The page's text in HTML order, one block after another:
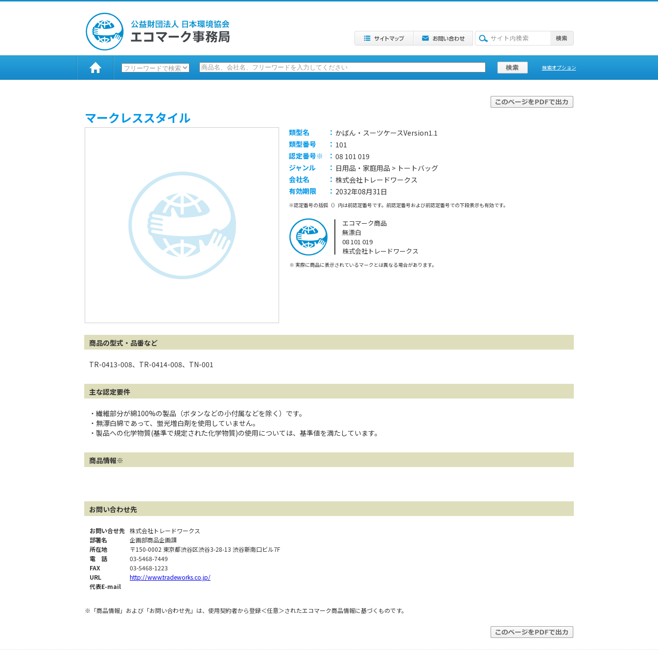
検索オプション
マークレススタイル
類型名 ： かばん・スーツケースVersion1.1
類型番号
： 101
認定番号※
： 08 101 019
ジャンル
： 日用品・家庭用品 > トートバッグ
会社名
： 株式会社トレードワークス
有効期限
： 2032年08月31日
※認定番号の括弧（）内は前認定番号です。前認定番号および前認定番号での下段表示も有効です。
エコマーク商品
無漂白
08 101 019
株式会社トレードワークス
※ 実際に商品に表示されているマークとは異なる場合があります。
商品の型式・品番など
TR-0413-008、TR-0414-008、TN-001
主な認定要件
・繊維部分が綿100%の製品（ボタンなどの小付属などを除く）です。
・無漂白綿であって、蛍光増白剤を使用していません。
・製品への化学物質(基準で規定された化学物質)の使用については、基準値を満たしています。
商品情報※
お問い合わせ先
お問い合せ先 株式会社トレードワークス
部署名
企画部商品企画課
所在地
〒150-0002 東京都渋谷区渋谷3-28-13 渋谷新南口ビル7F
電 話
03-5468-7449
FAX
03-5468-1223
URL
http://www.tradeworks.co.jp/
代表E-mail
※「商品情報」および「お問い合わせ先」は、使用契約者から登録＜任意＞されたエコマーク商品情報に基づくものです。